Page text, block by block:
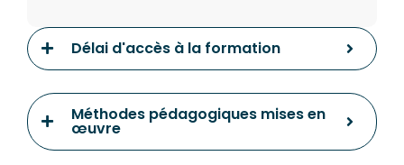
Délai d'accès à la formation
Méthodes pédagogiques mises en
œuvre